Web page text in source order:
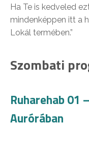
Ha Te is kedveled
mindenképpen itt a
Lokál termében.”
Szombati
Ruharehab 01
Aurórában